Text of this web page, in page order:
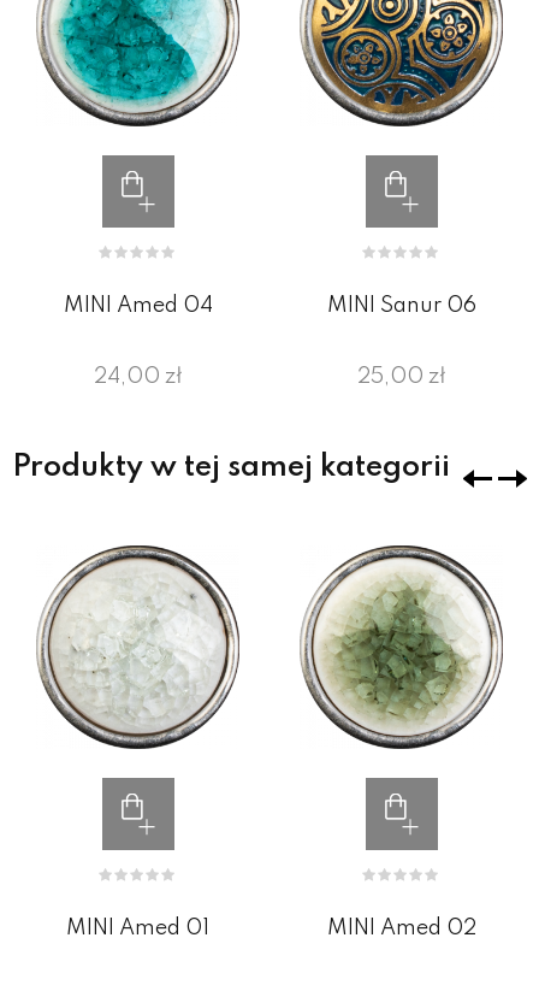
MINI Amed 04
24,00 zł
MINI Sanur 06
25,00 zł
Produkty w tej samej kategorii
MINI Amed 01 MINI Amed 02